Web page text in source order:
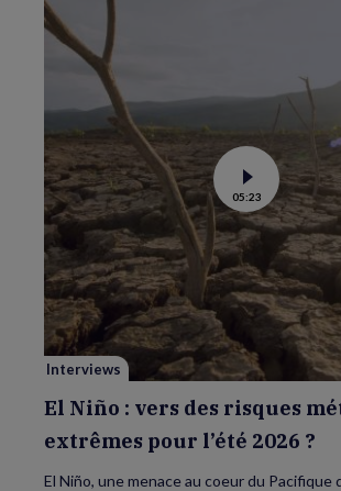
Voir
la
vidéo
de
El
:
vers
des
risques
météo
extrêmes
pour
l’été
2026
05:23
Interviews
El Niño : vers des risques
extrêmes pour l’été 2026 ?
El Niño, une menace au coeur du Pacifique